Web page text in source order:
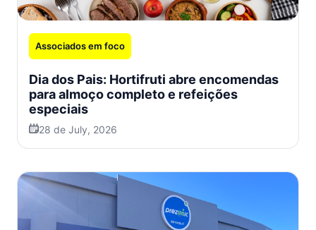
Associados em foco
Dia dos Pais: Hortifruti abre encomendas
para almoço completo e refeições
especiais
28 de July, 2026